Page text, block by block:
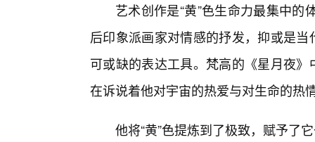
艺术创作是“黄”色生命力最集中
后印象派画家对情感的抒发，抑或是
可或缺的表达工具。梵高的《星月夜
在诉说着他对宇宙的热爱与对生命的热
他将“黄”色提炼到了极致，赋予了